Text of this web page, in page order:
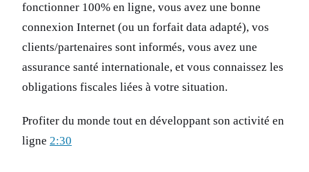
fonctionner 100% en ligne, vous avez une bonne
connexion Internet (ou un forfait data adapté), vos
clients/partenaires sont informés, vous avez une
assurance santé internationale, et vous connaissez les
obligations fiscales liées à votre situation.
Profiter du monde tout en développant son activité en
ligne 2:30